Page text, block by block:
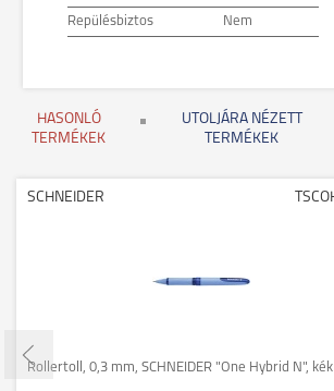
Repülésbiztos Nem
HASONLÓ
TERMÉKEK
UTOLJÁRA NÉZETT
TERMÉKEK
SCHNEIDER
Rollertoll, 0,3 mm, SCHNEIDER "One Hybrid N", kék